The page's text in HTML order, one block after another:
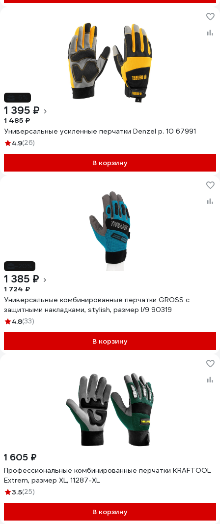
1 395 ₽
1 485 ₽
Универсальные усиленные перчатки Denzel р. 10 67991
4.9(26)
В корзину
1 385 ₽
1 724 ₽
Универсальные комбинированные перчатки GROSS с
защитными накладками, stylish, размер l/9 90319
4.8(33)
В корзину
1 605 ₽
Профессиональные комбинированные перчатки KRAFTOOL
Extrem, размер XL, 11287-XL
3.5(25)
В корзину